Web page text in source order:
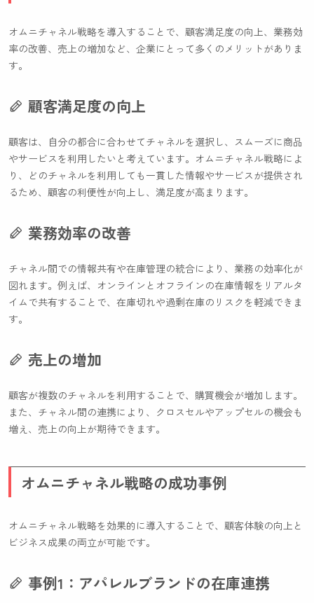
オムニチャネル戦略を導入することで、顧客満足度の向上、業務効
率の改善、売上の増加など、企業にとって多くのメリットがありま
す。
顧客満足度の向上
顧客は、自分の都合に合わせてチャネルを選択し、スムーズに商品
やサービスを利用したいと考えています。オムニチャネル戦略によ
り、どのチャネルを利用しても一貫した情報やサービスが提供され
るため、顧客の利便性が向上し、満足度が高まります。
業務効率の改善
チャネル間での情報共有や在庫管理の統合により、業務の効率化が
図れます。例えば、オンラインとオフラインの在庫情報をリアルタ
イムで共有することで、在庫切れや過剰在庫のリスクを軽減できま
す。
売上の増加
顧客が複数のチャネルを利用することで、購買機会が増加します。
また、チャネル間の連携により、クロスセルやアップセルの機会も
増え、売上の向上が期待できます。
オムニチャネル戦略の成功事例
オムニチャネル戦略を効果的に導入することで、顧客体験の向上と
ビジネス成果の両立が可能です。
事例1：アパレルブランドの在庫連携